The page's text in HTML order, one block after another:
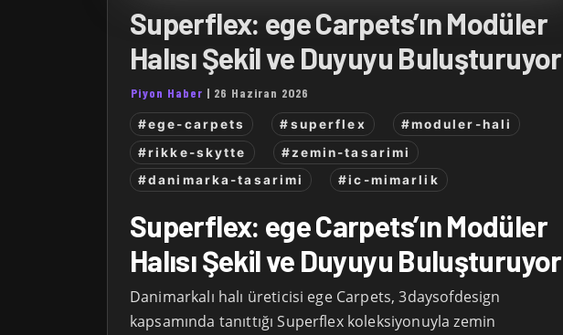
Superflex: ege Carpets’ın Modüler
Halısı Şekil ve Duyuyu Buluşturuyor
Piyon Haber | 26 Haziran 2026
#ege-carpets #superflex
#moduler-hali
#rikke-skytte
#zemin-tasarimi
#danimarka-tasarimi
#ic-mimarlik
Superflex: ege Carpets’ın Modüler
Halısı Şekil ve Duyuyu Buluşturuyor
Danimarkalı halı üreticisi ege Carpets, 3daysofdesign
kapsamında tanıttığı Superflex koleksiyonuyla zemin